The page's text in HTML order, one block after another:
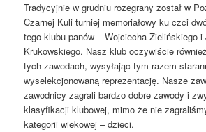
Tradycyjnie w grudniu rozegrany został w
Czarnej Kuli turniej memoriałowy ku czci
tego klubu panów – Wojciecha Zielińskiego i
Krukowskiego. Nasz klub oczywiście
tych zawodach, wysyłając tym razem
wyselekcjonowaną reprezentację. Nasze
zawodnicy zagrali bardzo dobre zawody i
klasyfikacji klubowej, mimo że nie
kategorii wiekowej – dzieci.